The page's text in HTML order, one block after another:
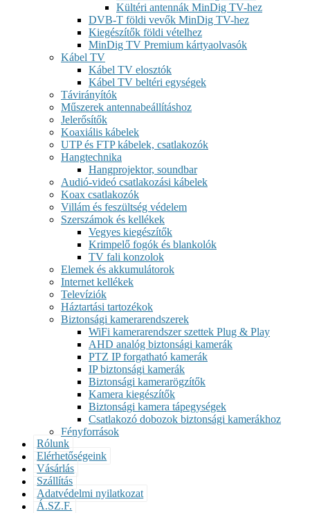
Kültéri antennák MinDig TV-hez
DVB-T földi vevők MinDig TV-hez
Kiegészítők földi vételhez
MinDig TV Premium kártyaolvasók
Kábel TV
Kábel TV elosztók
Kábel TV beltéri egységek
Távirányítók
Műszerek antennabeállításhoz
Jelerősítők
Koaxiális kábelek
UTP és FTP kábelek, csatlakozók
Hangtechnika
Hangprojektor, soundbar
Audió-videó csatlakozási kábelek
Koax csatlakozók
Villám és feszültség védelem
Szerszámok és kellékek
Vegyes kiegészítők
Krimpelő fogók és blankolók
TV fali konzolok
Elemek és akkumulátorok
Internet kellékek
Televíziók
Háztartási tartozékok
Biztonsági kamerarendszerek
WiFi kamerarendszer szettek Plug & Play
AHD analóg biztonsági kamerák
PTZ IP forgatható kamerák
IP biztonsági kamerák
Biztonsági kamerarögzítők
Kamera kiegészítők
Biztonsági kamera tápegységek
Csatlakozó dobozok biztonsági kamerákhoz
Fényforrások
Rólunk
Elérhetőségeink
Vásárlás
Szállítás
Adatvédelmi nyilatkozat
Á.SZ.F.